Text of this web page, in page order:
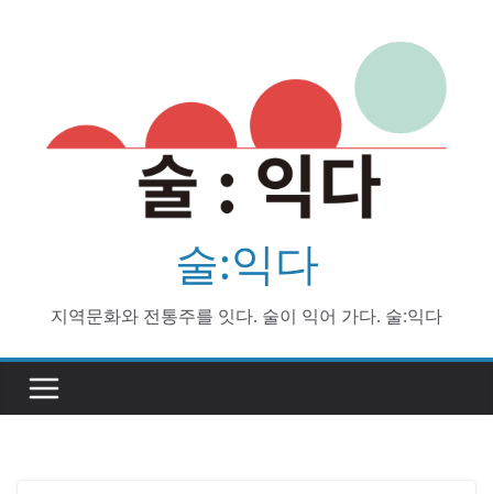
술:익다
지역문화와 전통주를 잇다. 술이 익어 가다. 술:익다